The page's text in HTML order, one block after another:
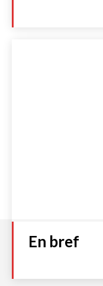
En bref